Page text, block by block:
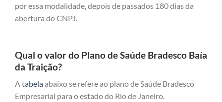
por essa modalidade, depois de passados 180 dias da
abertura do CNPJ.
Qual o valor do Plano de Saúde Bradesco Baía
da Traição?
Atabelaabaixo se refere ao plano de Saúde Bradesco
Empresarial para o estado do Rio de Janeiro.